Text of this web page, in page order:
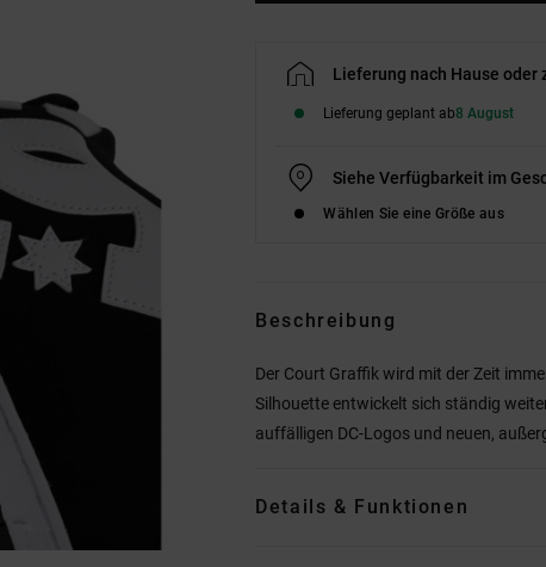
Lieferung nach Hause oder
Lieferung geplant ab8 August
Siehe Verfügbarkeit im
Wählen Sie eine Größe aus
Beschreibung
Der Court Graffik wird mit der Zeit
Silhouette entwickelt sich ständig
auffälligen DC-Logos und neuen,
Details & Funktionen